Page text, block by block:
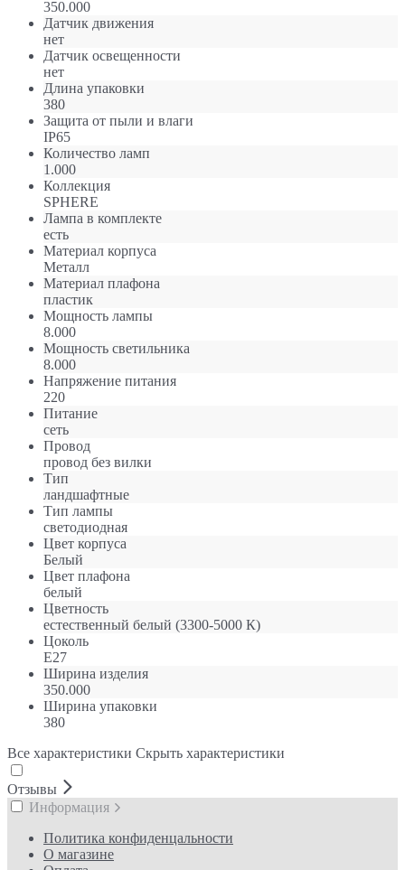
350.000
Датчик движения
нет
Датчик освещенности
нет
Длина упаковки
380
Защита от пыли и влаги
IP65
Количество ламп
1.000
Коллекция
SPHERE
Лампа в комплекте
есть
Материал корпуса
Металл
Материал плафона
пластик
Мощность лампы
8.000
Мощность светильника
8.000
Напряжение питания
220
Питание
сеть
Провод
провод без вилки
Тип
ландшафтные
Тип лампы
светодиодная
Цвет корпуса
Белый
Цвет плафона
белый
Цветность
естественный белый (3300-5000 К)
Цоколь
E27
Ширина изделия
350.000
Ширина упаковки
380
Все характеристики Скрыть характеристики
Отзывы
Информация
Политика конфиденцальности
О магазине